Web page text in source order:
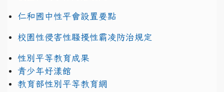
仁和國中性平會設置要點
校園性侵害性騷擾性霸凌防治規定
性別平等教育成果
青少年好漾館
教育部性別平等教育網